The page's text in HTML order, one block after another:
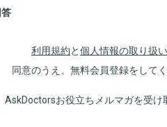
利用規約と個人情報の取り扱い
同意のうえ、無料会員登録をして
AskDoctorsお役立ちメルマガを受け